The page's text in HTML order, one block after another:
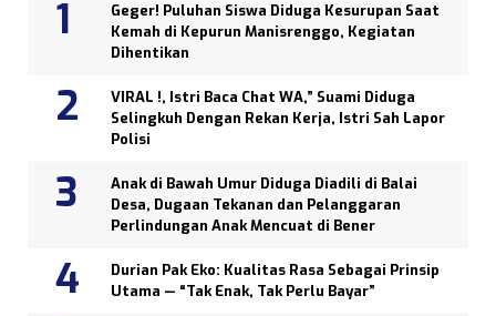
Geger! Puluhan Siswa Diduga Kesurupan Saat
Kemah di Kepurun Manisrenggo, Kegiatan
Dihentikan
VIRAL !, Istri Baca Chat WA,” Suami Diduga
Selingkuh Dengan Rekan Kerja, Istri Sah Lapor
Polisi
Anak di Bawah Umur Diduga Diadili di Balai
Desa, Dugaan Tekanan dan Pelanggaran
Perlindungan Anak Mencuat di Bener
Durian Pak Eko: Kualitas Rasa Sebagai Prinsip
Utama — “Tak Enak, Tak Perlu Bayar”